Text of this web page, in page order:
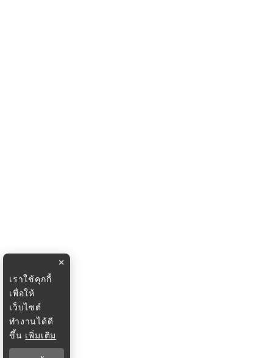
×
เราใช้คุกกี้
เพื่อให้
เว็บไซต์
ทำงานได้ดี
ขึ้น เพิ่มเติม